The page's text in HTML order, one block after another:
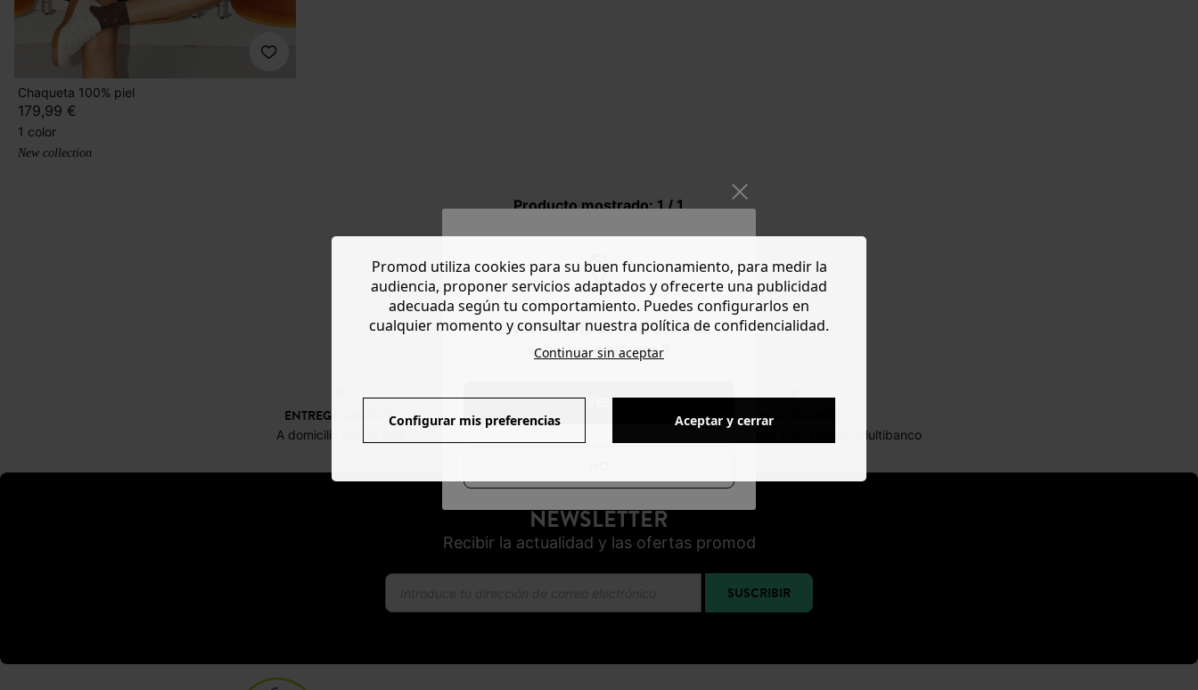
Do you want to be redirected to
www.promod.com ?
Chaqueta 100% piel
179,99 €
1 color
New collection
Producto mostrado: 1 / 1
ENTREGA GRATUITA
A domicilio desde 60€
DEVOLUCIONES PAGO SEGURO
Visa, PayPal, Apple Pay, Paypal, Multibanco
NEWSLETTER
Recibir la actualidad y las ofertas promod
SUSCRIBIR
Promod utiliza cookies para su buen funcionamiento, para medir la
audiencia, proponer servicios adaptados y ofrecerte una publicidad
adecuada según tu comportamiento. Puedes configurarlos en
cualquier momento y consultar nuestra política de confidencialidad.
Continuar sin aceptar
Configurar mis preferencias Aceptar y cerrar